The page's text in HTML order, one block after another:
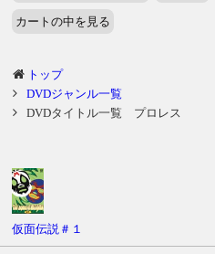
カートの中を見る
トップ
DVDジャンル一覧
DVDタイトル一覧 プロレス
商
仮面伝説＃１